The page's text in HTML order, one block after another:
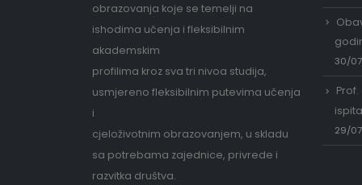
obrazovanja koje se temelji na
ishodima učenja i fleksibilnim
akademskim
profilima kroz sva tri nivoa studija,
usmjereno fleksibilnim putevima učenja
i
cjeloživotnim obrazovanjem, u skladu
sa potrebama zajednice, privrede i
razvitka društva.
30/
ispita
29/